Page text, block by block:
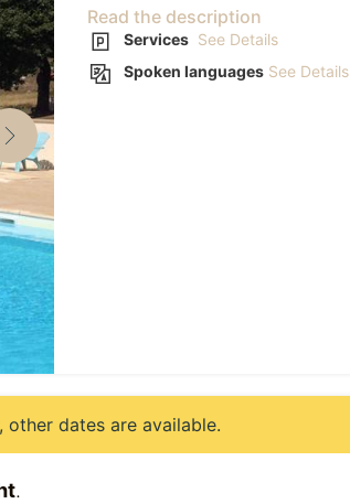
Read the description
Services See Details
Spoken languages See Details
dates are available.
.